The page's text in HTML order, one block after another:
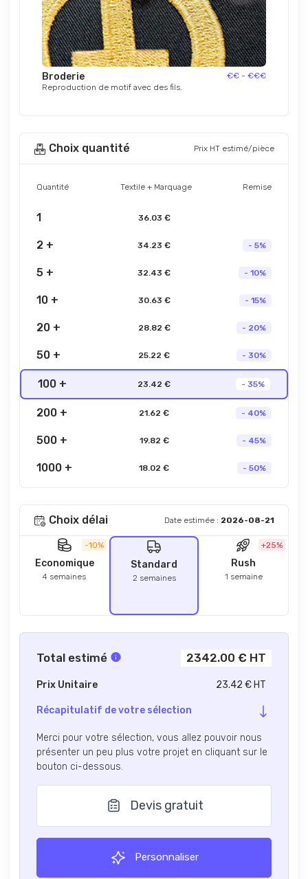
Broderie
€€ - €€€
Reproduction de motif avec des fils.
Choix quantité Prix HT estimé/pièce
Quantité Textile + Marquage Remise
1 36.03 €
2 + 34.23 € - 5%
5 + 32.43 € - 10%
10 + 30.63 € - 15%
20 + 28.82 € - 20%
50 + 25.22 € - 30%
100 + 23.42 € - 35%
200 + 21.62 € - 40%
500 + 19.82 € - 45%
1000 + 18.02 € - 50%
Choix délai Date estimée : 2026-08-21
-10%
Economique
4 semaines
Standard
2 semaines
+25%
Rush
1 semaine
Total estimé 2342.00 € HT
Prix Unitaire 23.42 € HT
Récapitulatif de votre sélection
Merci pour votre sélection, vous allez pouvoir nous
présenter un peu plus votre projet en cliquant sur le
bouton ci-dessous.
Devis gratuit
Personnaliser